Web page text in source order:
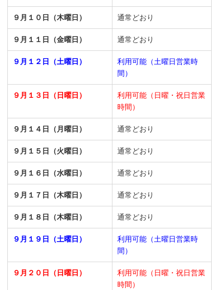
９月１０日（木曜日） 通常どおり
９月１１日（金曜日） 通常どおり
９月１２日（土曜日）
利用可能（土曜日営業時
間）
９月１３日（日曜日）
利用可能（日曜・祝日営業
時間）
９月１４日（月曜日） 通常どおり
９月１５日（火曜日） 通常どおり
９月１６日（水曜日） 通常どおり
９月１７日（木曜日） 通常どおり
９月１８日（木曜日） 通常どおり
９月１９日（土曜日）
利用可能（土曜日営業時
間）
９月２０日（日曜日）
利用可能（日曜・祝日営業
時間）